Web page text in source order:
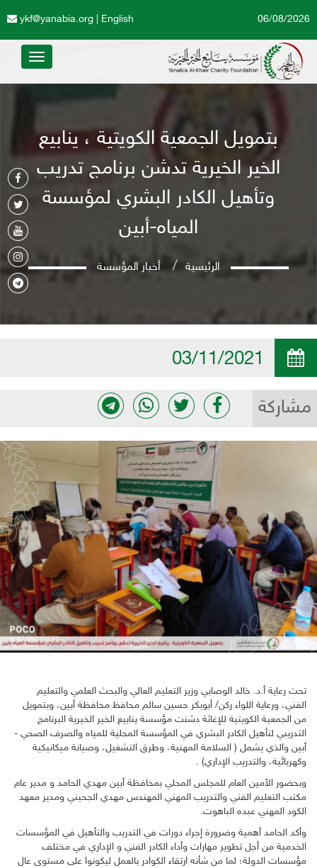
English
ykf@yanabia.org 06/08/2026
Toggle
بتمويل الجمعية الكويتية ، ينابيع
الخير الخيرية تدشن برنامج تدريب
وتأهيل الكادر البشري لمؤسسة
المياه-أبين
الرئيسية أخبار المؤسسة
مشاركة
تحت رعاية أ.د. خالد الوصابي وزير التعليم العالي والبحث العلمي والتعليم
الفني، ورعاية اللواء ركن/ أبوبكر حسين سالم محافظ محافظة أبين، وبتمويل
من الجمعية الكويتية للإغاثة دشنت مؤسسة ينابيع الخير الخيرية البرنامج
التدريبي لتأهيل الكادر البشري في المؤسسة المحلية للمياه والصرف الصحي -
أبين والذي يشمل ( السلامة المهنية، وطرق التشغيل، وصيانة ميكانيكية
وكهربائية، والتدريب الإداري) .
وبحضور الأمين العام للمجلس المحلي بمحافظة أبين مهدي الحامد و مدير عام
مكتب التعليم الفني والتدريب المهني المهندس مهدي الجحيني ومدير معهد
الكود المهني عبده الباهوت.
وأكد الحامد أهمية وضرورة إجراء دورات في التدريب والتأهيل في المؤسسات
الخدمية من أجل تطوير مهارات وأداء الكادر الفني و الإداري في مختلف
مؤسسات الدولة؛ لما من شأنه ارتقاء الكوادر بالعمل ليكونوا على مستوى عال